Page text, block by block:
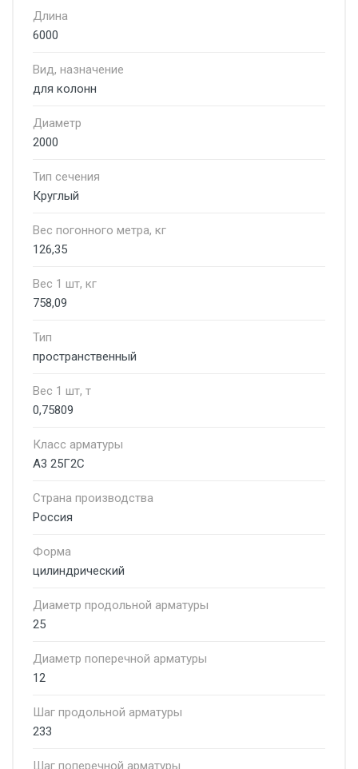
Длина
6000
Вид, назначение
для колонн
Диаметр
2000
Тип сечения
Круглый
Вес погонного метра, кг
126,35
Вес 1 шт, кг
758,09
Тип
пространственный
Вес 1 шт, т
0,75809
Класс арматуры
А3 25Г2С
Страна производства
Россия
Форма
цилиндрический
Диаметр продольной арматуры
25
Диаметр поперечной арматуры
12
Шаг продольной арматуры
233
Шаг поперечной арматуры